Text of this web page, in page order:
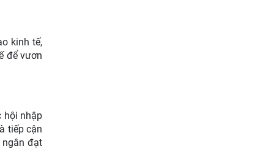
kinh tế,
để vươn
hội nhập
tiếp cận
đạt